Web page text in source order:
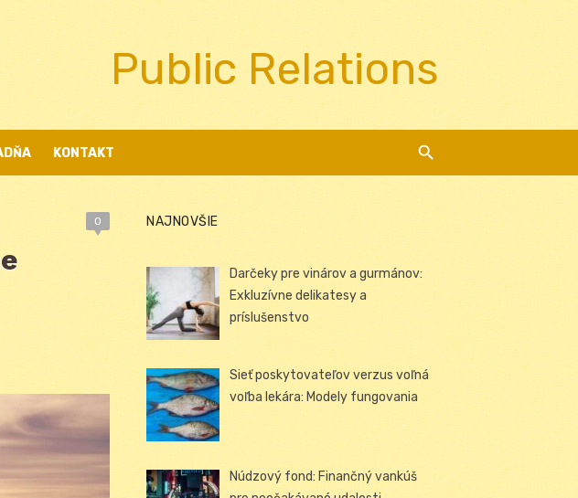
Public Relations
KONTAKT
0 NAJNOVŠIE
Darčeky pre vinárov a gurmánov:
Exkluzívne delikatesy a
príslušenstvo
Sieť poskytovateľov verzus voľná
voľba lekára: Modely fungovania
Núdzový fond: Finančný vankúš